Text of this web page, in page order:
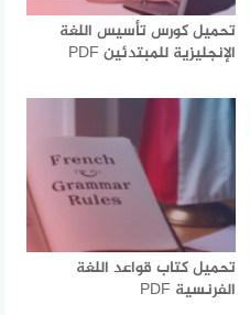
تحميل كورس تأسيس اللغة
الإنجليزية للمبتدئين PDF
تحميل كتاب قواعد اللغة
الفرنسية PDF